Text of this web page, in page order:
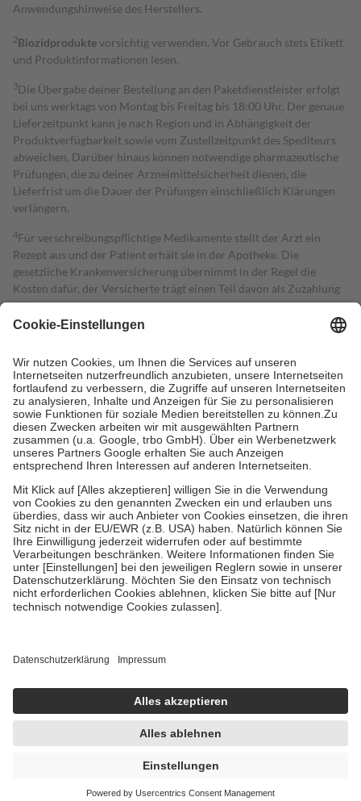
Anwendungshinweise des Herstellers.
2Biozidproduktevorsichtig verwenden. Vor Gebrauch stets Etikett
und Produktinformationen lesen.
3Die Übergabe deiner Bestellung an den Paketdienstleister erfolgt
bei uns werktags von Montag bis Freitag bis 18:00 Uhr. Der genaue
Lieferzeitpunkt kann je nach Region und in Abhängigkeit der
Produktverfügbarkeit sowie vom Zustellzeitpunkt des Spediteurs
abweichen. Darüber hinaus können notwendige pharmazeutische
Prüfungen, die zu deiner Arzneimittelsicherheit dienen, die
Lieferfrist um die Dauer der Prüfungen einschließlich Klärungen
verlängern.
4Für verschreibungspflichtige Medikamente stellt der Arzt ein
Rezept aus und der Patient erhält sie in der Apotheke. Die
gesetzliche Krankenversicherung übernimmt in der Regel die
Kosten dafür, der Versicherte trägt einen Teil davon als Zuzahlung
mit.
Grundsätzlich leisten Mitglieder Zuzahlungen in Höhe von zehn
höchstens zehn Euro.
Es sind jedoch nie mehr als die tatsächlichen
Kosten der Leistung zu entrichten.
Diese Regeln gelten grundsätzlich auch für Online-Apotheken.
Bei Heilmitteln und häuslicher Krankenpflege beträgt die
Zuzahlung zehn Prozent der Kosten sowie zehn Euro je
Verordnung.
Um das Engagement der Versicherten für ihre eigene Gesundheit zu
stärken und die besondere Stellung der Familie zu unterstützen,
fallenkeine Zuzahlungenan bei:
• Kindern und Jugendlichen bis zum vollendeten 18. Lebensjahr
mit Ausnahme der Fahrkosten
• Untersuchungen zur Vorsorge und Früherkennung, die von der
GKV getragen werden
• empfohlenen Schutzimpfungen
• Harn- und Blutteststreifen
getroffen, um sicherzustellen, dass es sich um echte Bewertungen
https://help.etrusted.com/hc/de/articles/4419944605341
Einige Bilder und Inhalte wurden unter Zuhilfenahme künstlicher